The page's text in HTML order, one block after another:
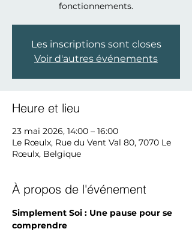
fonctionnements.
Les inscriptions sont closes
Voir d'autres événements
Heure et lieu
23 mai 2026, 14:00 – 16:00
Le Rœulx, Rue du Vent Val 80, 7070 Le
Rœulx, Belgique
À propos de l'événement
Simplement Soi : Une pause pour se
comprendre